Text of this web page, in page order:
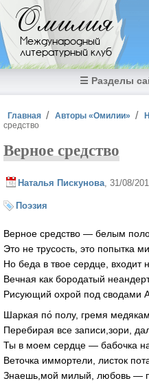
Перейти к основному содержанию
Омилия
Международный
литературный клуб
☰ Разделы
Вы здесь
Главная Авторы «Омилии»
средство
Верное средство
Наталья Пискунова , 31/08/
Поэзия
Верное средство — белым
Это не трусость, это попытка
Но беда в твое сердце, входит
Вечная как бородатый
Рисующий охрой под сводами
Шаркая по́ полу, гремя
Перебирая все записи,зори,
Ты в моем сердце — бабочка на
Веточка иммортели, листок
Знаешь,мой милый, любовь —